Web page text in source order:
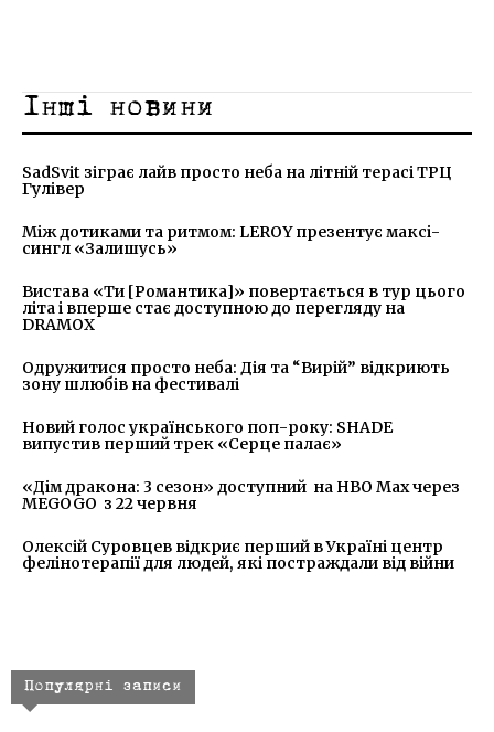
Інші новини
SadSvit зіграє лайв просто неба на літній терасі ТРЦ
Гулівер
Між дотиками та ритмом: LEROY презентує максі-
сингл «Залишусь»
Вистава «Ти [Романтика]» повертається в тур цього
літа і вперше стає доступною до перегляду на
DRAMOX
Одружитися просто неба: Дія та “Вирій” відкриють
зону шлюбів на фестивалі
Новий голос українського поп-року: SHADE
випустив перший трек «Серце палає»
«Дім дракона: 3 сезон» доступний на HBO Max через
MEGOGO з 22 червня
Олексій Суровцев відкриє перший в Україні центр
фелінотерапії для людей, які постраждали від війни
Популярні записи